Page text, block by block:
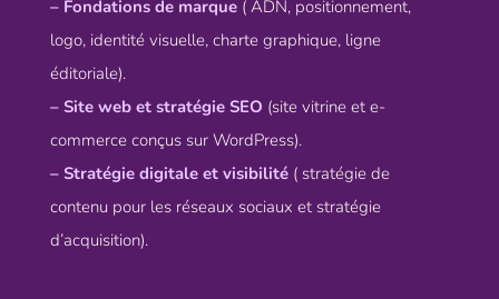
– Fondations de marque( ADN, positionnement,
logo, identité visuelle, charte graphique, ligne
éditoriale).
– Site web et stratégie SEO (site vitrine et e-
commerce conçus sur WordPress).
– Stratégie digitale et visibilité( stratégie de
contenu pour les réseaux sociaux et stratégie
d’acquisition).